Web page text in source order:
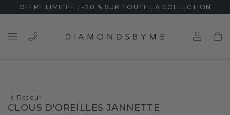
OFFRE LIMITÉE : -20 % SUR TOUTE LA COLLECTION
Retour
CLOUS D'OREILLES JANNETTE